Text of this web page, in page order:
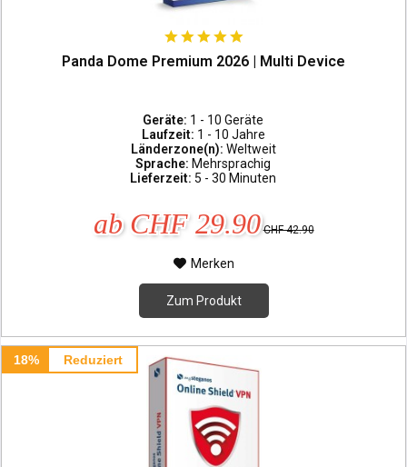
Panda Dome Premium 2026 | Multi Device
Geräte: 1 - 10 Geräte
Laufzeit: 1 - 10 Jahre
Länderzone(n): Weltweit
Sprache:Mehrsprachig
Lieferzeit: 5 - 30 Minuten
ab CHF 29.90 CHF 42.90
Merken
Zum Produkt
18% Reduziert